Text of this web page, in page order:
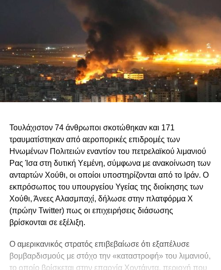
Τουλάχιστον 74 άνθρωποι σκοτώθηκαν και 171
τραυματίστηκαν από αεροπορικές επιδρομές των
Ηνωμένων Πολιτειών εναντίον του πετρελαϊκού λιμανιού
Ρας Ίσα στη δυτική Υεμένη, σύμφωνα με ανακοίνωση των
ανταρτών Χούθι, οι οποίοι υποστηρίζονται από το Ιράν. Ο
εκπρόσωπος του υπουργείου Υγείας της διοίκησης των
Χούθι, Άνεες Αλασμπαχί, δήλωσε στην πλατφόρμα Χ
(πρώην Twitter) πως οι επιχειρήσεις διάσωσης
βρίσκονται σε εξέλιξη.
Ο αμερικανικός στρατός επιβεβαίωσε ότι εξαπέλυσε
βομβαρδισμούς με στόχο την «καταστροφή» του λιμανιού,
το οποίο βρίσκεται στην επαρχία Χοντάιντα, περιοχή που